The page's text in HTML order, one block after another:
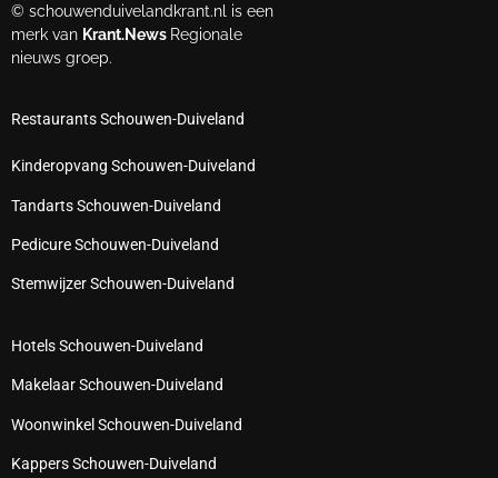
© schouwenduivelandkrant.nl is een
merk van Krant.News Regionale
nieuws groep.
Restaurants Schouwen-Duiveland
Kinderopvang Schouwen-Duiveland
Tandarts Schouwen-Duiveland
Pedicure Schouwen-Duiveland
Stemwijzer Schouwen-Duiveland
Hotels Schouwen-Duiveland
Makelaar Schouwen-Duiveland
Woonwinkel Schouwen-Duiveland
Kappers Schouwen-Duiveland